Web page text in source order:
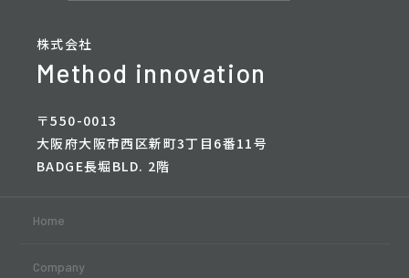
株式会社
Method innovation
〒550-0013
大阪府大阪市西区新町3丁目6番11号
BADGE長堀BLD. 2階
Home
Company